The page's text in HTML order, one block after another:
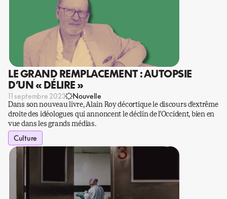
LE GRAND REMPLACEMENT : AUTOPSIE
D’UN « DÉLIRE »
11 septembre 2023 Nouvelle
Dans son nouveau livre, Alain Roy décortique le discours d’extrême
droite des idéologues qui annoncent le déclin de l’Occident, bien en
vue dans les grands médias.
Culture